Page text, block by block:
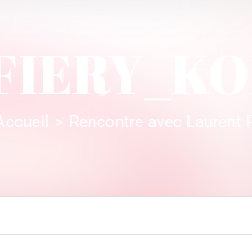
Rencontre avec Laurent